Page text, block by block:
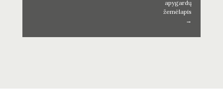
apygardų
žemėlapis
→